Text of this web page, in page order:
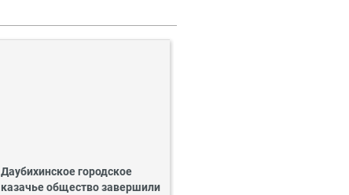
Даубихинское городское
казачье общество завершили